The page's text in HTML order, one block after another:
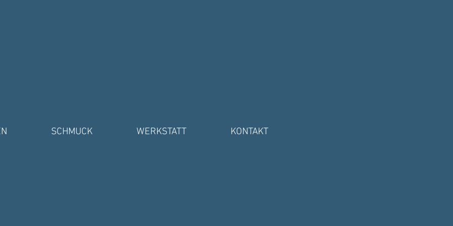
SCHMUCK WERKSTATT KONTAKT